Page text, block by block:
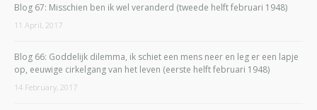
Blog 67: Misschien ben ik wel veranderd (tweede helft februari 1948)
11 April, 2017
Blog 66: Goddelijk dilemma, ik schiet een mens neer en leg er een lapje
op, eeuwige cirkelgang van het leven (eerste helft februari 1948)
14 February, 2017